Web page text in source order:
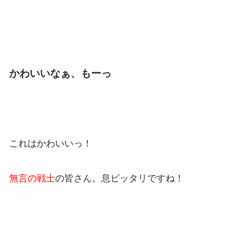
かわいいなぁ、もーっ
これはかわいいっ！
無言の戦士の皆さん。息ピッタリですね！